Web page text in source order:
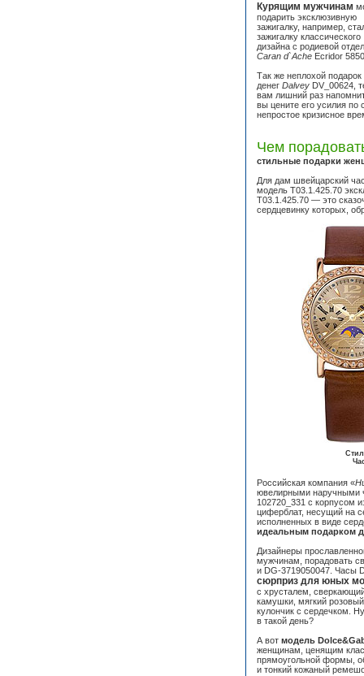
Курящим мужчинам
подарить эксклюзивную
зажигалку, например,
зажигалку классического
дизайна с родиевой
Caran d`AcheEcridor
Так же неплохой
денег DalveyDV_00624,
вам лишний раз
вы цените его усилия по
непростое кризисное
Чем
стильные подарки
Для дам швейцарский
модель T03.1.425.70
T03.1.425.70 — это
сердцевинку которых,
Российская компания «
ювелирными наручными
102720_331 с корпусом
циферблат, несущий на
исполненных в виде
идеальным подарком
Дизайнеры
мужчинам, порадовать
и DG-3719050047. Часы
сюрприз для юных
с хрусталем,
камушки, мягкий
кулончик с сердечком.
в такой день?
А вот модель
женщинам, ценящим
прямоугольной формы,
и тонкий кожаный